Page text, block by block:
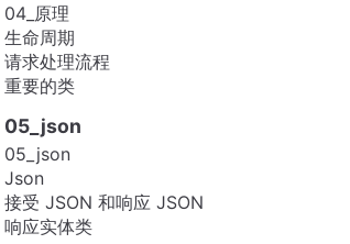
04_原理
生命周期
请求处理流程
重要的类
05_json
05_json
Json
接受 JSON 和响应 JSON
响应实体类